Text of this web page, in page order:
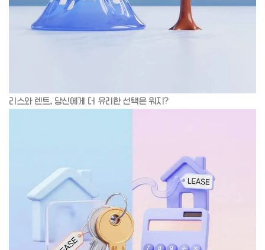
리스와 렌트, 당신에게 더 유리한 선택은 뭐지?